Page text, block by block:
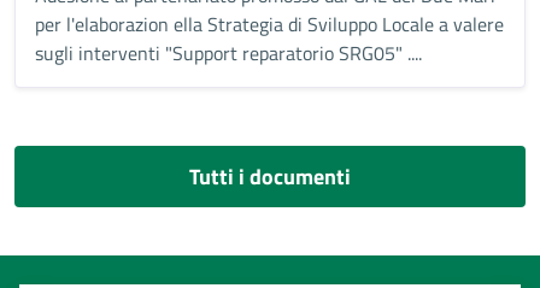
per l'elaborazion ella Strategia di Sviluppo Locale a valere
sugli interventi "Support reparatorio SRG05" ....
Tutti i documenti